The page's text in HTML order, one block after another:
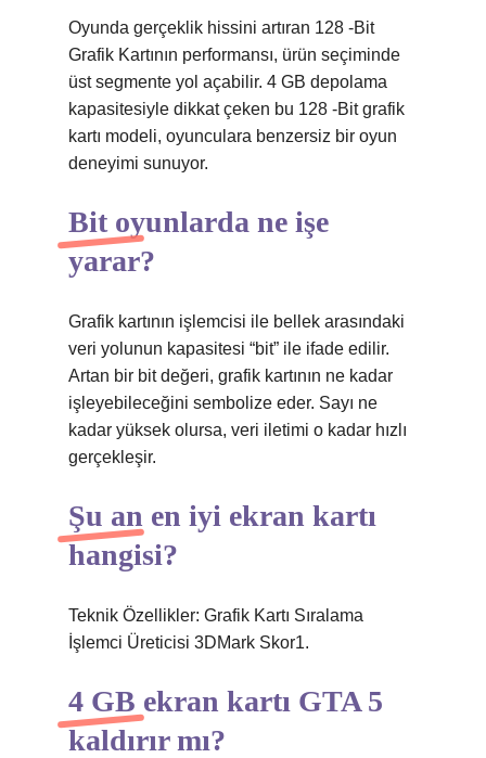
Oyunda gerçeklik hissini artıran 128 -Bit
Grafik Kartının performansı, ürün seçiminde
üst segmente yol açabilir. 4 GB depolama
kapasitesiyle dikkat çeken bu 128 -Bit grafik
kartı modeli, oyunculara benzersiz bir oyun
deneyimi sunuyor.
Bit oyunlarda ne işe
yarar?
Grafik kartının işlemcisi ile bellek arasındaki
veri yolunun kapasitesi “bit” ile ifade edilir.
Artan bir bit değeri, grafik kartının ne kadar
işleyebileceğini sembolize eder. Sayı ne
kadar yüksek olursa, veri iletimi o kadar hızlı
gerçekleşir.
Şu an en iyi ekran kartı
hangisi?
Teknik Özellikler: Grafik Kartı Sıralama
İşlemci Üreticisi 3DMark Skor1.
4 GB ekran kartı GTA 5
kaldırır mı?